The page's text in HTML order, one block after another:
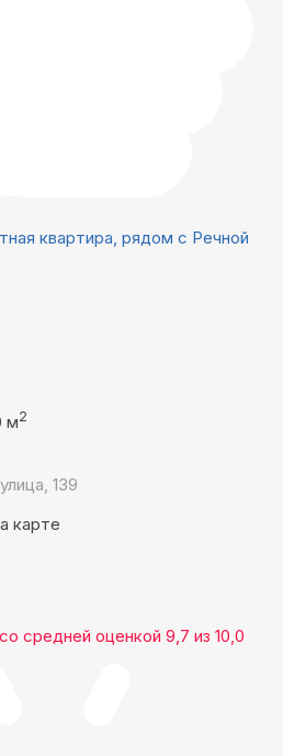
квартира, рядом с Речной
м2
139
карте
средней оценкой 9,7 из 10,0